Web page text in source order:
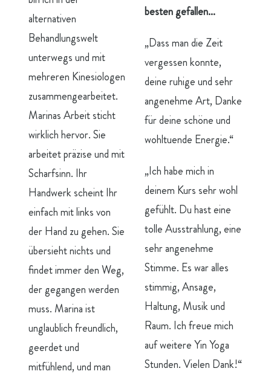
alternativen
Behandlungswelt
unterwegs und mit
mehreren Kinesiologen
zusammengearbeitet.
Marinas Arbeit sticht
wirklich hervor. Sie
arbeitet präzise und mit
Scharfsinn. Ihr
Handwerk scheint Ihr
einfach mit links von
der Hand zu gehen. Sie
übersieht nichts und
findet immer den Weg,
der gegangen werden
muss. Marina ist
unglaublich freundlich,
geerdet und
mitfühlend, und man
besten gefallen…
„Dass man die Zeit
vergessen konnte,
deine ruhige und sehr
angenehme Art, Danke
für deine schöne und
wohltuende Energie.“
„Ich habe mich in
deinem Kurs sehr wohl
gefühlt. Du hast eine
tolle Ausstrahlung, eine
sehr angenehme
Stimme. Es war alles
stimmig, Ansage,
Haltung, Musik und
Raum. Ich freue mich
auf weitere Yin Yoga
Stunden. Vielen Dank!“